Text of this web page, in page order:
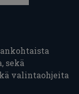
sekä
valintaohjeita